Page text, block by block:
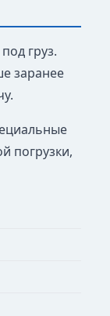
груз.
заранее
погрузки,